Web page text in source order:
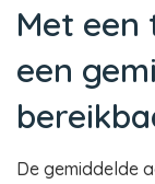
Met een
een
De gemiddelde